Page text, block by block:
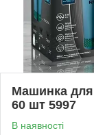
Машинка для
60 шт 5997
В наявності